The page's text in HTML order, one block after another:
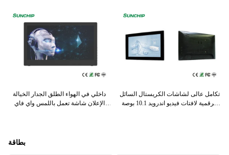
داخلي في الهواء الطلق الجدار الخيالة
الإعلان شاشة تعمل باللمس واي فاي
تكامل عالى لشاشات الكريستال السائل
الرقمية لافتات فيديو اندرويد 10.1 بوصة
بطاقة